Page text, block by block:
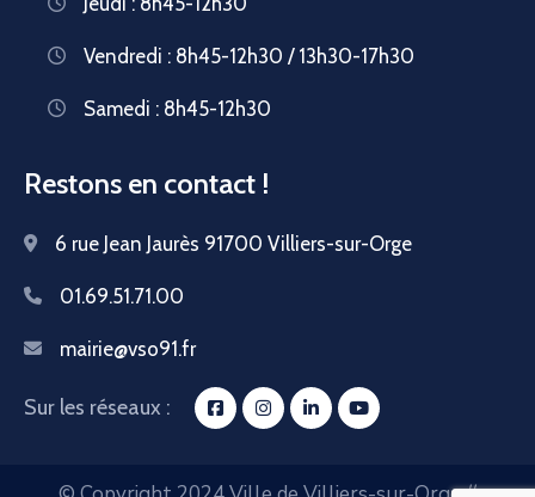
Vendredi : 8h45-12h30 / 13h30-17h30
Samedi : 8h45-12h30
Restons en contact !
6 rue Jean Jaurès 91700 Villiers-sur-Orge
01.69.51.71.00
mairie@vso91.fr
Sur les réseaux :